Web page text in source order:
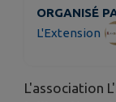
ORGANISÉ
L'Extension
L'association